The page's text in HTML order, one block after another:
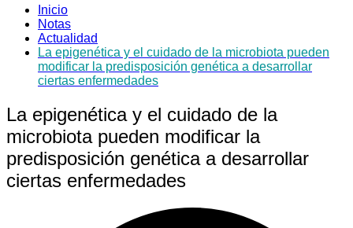
Inicio
Notas
Actualidad
La epigenética y el cuidado de la microbiota pueden
modificar la predisposición genética a desarrollar
ciertas enfermedades
La epigenética y el cuidado de la
microbiota pueden modificar la
predisposición genética a desarrollar
ciertas enfermedades